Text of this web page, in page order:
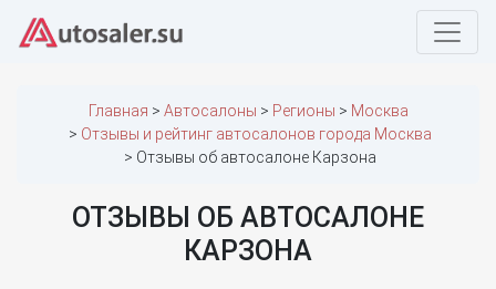
Главная Автосалоны Регионы
Москва
Отзывы и рейтинг автосалонов города Москва
Отзывы об автосалоне Карзона
ОТЗЫВЫ ОБ АВТОСАЛОНЕ
КАРЗОНА